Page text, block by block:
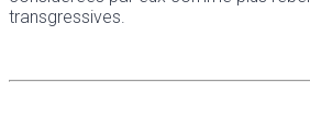
transgressives.